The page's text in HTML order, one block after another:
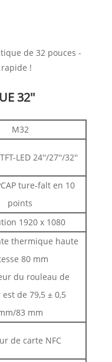
de 32 pouces -
!
32''
M32
LED 24''/27''/32''
ture-falt en 10
points
1920 x 1080
thermique haute
80 mm
du rouleau de
de 79,5 ± 0,5
83 mm
de carte NFC